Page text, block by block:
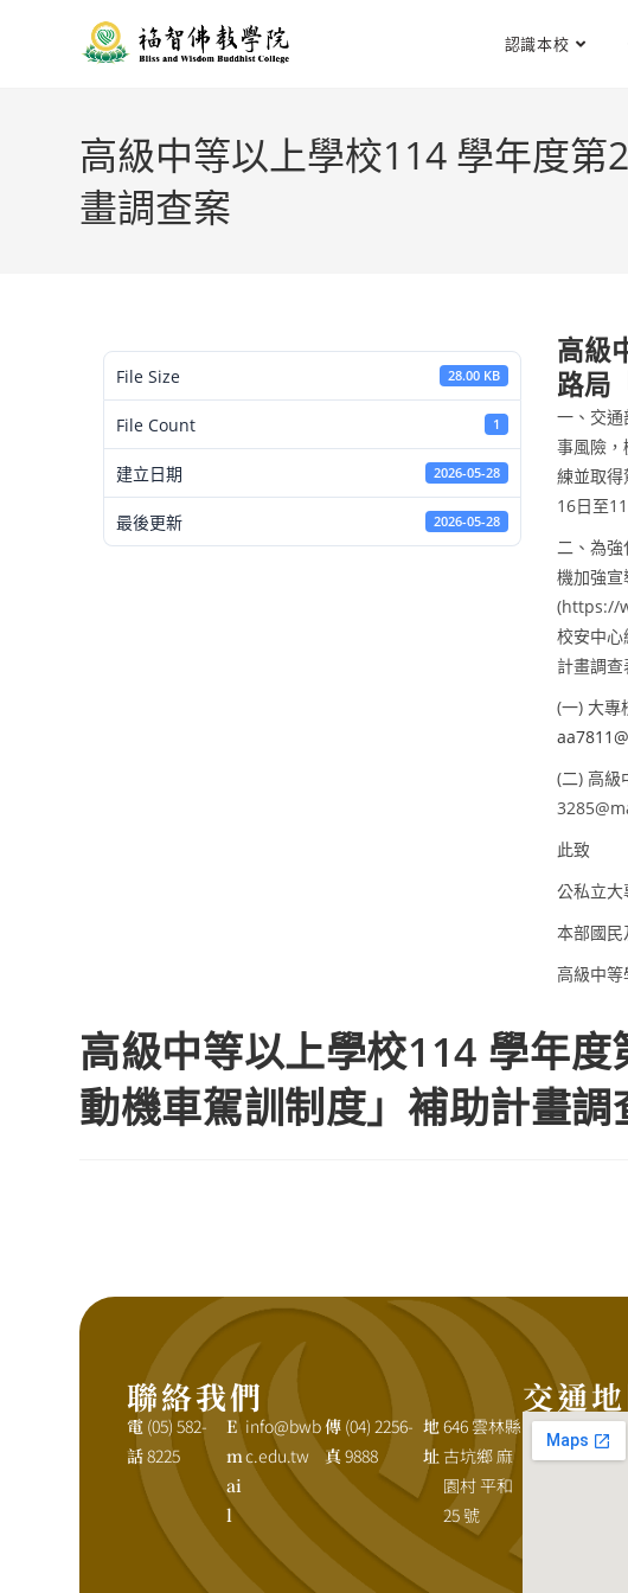
認識本校
高級中等以上學校114 學年度
畫調查案
File Size 28.00 KB
File Count 1
建立日期 2026-05-28
最後更新 2026-05-28
高級
路局
一、交
事風險
練並取
16日至
二、為
機加強
(https://
校安中
計畫調
(一) 大專
(二) 高級
此致
公私立大
本部國
高級中等
高級中等以上學校114 學年
動機車駕訓制度」補助計畫調
聯絡我們
電
話
(05) 582-
8225
E
m
ai
l
info@bwb
c.edu.tw
傳
真
(04) 2256-
9888
地
址
646 雲林縣
古坑鄉 麻
園村 平和
25 號
交通